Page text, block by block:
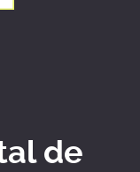
de